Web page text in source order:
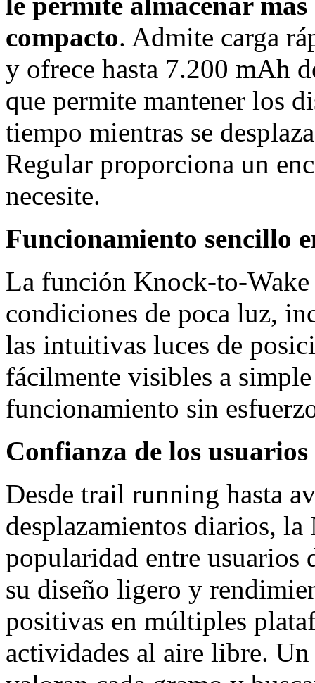
compacto. Admite carga
y ofrece hasta 7.200 mAh
que permite mantener los
tiempo mientras se
Regular proporciona un
necesite.
Funcionamiento sencillo
La función Knock-to-
condiciones de poca luz,
las intuitivas luces de
fácilmente visibles a
funcionamiento sin
Confianza de los usuarios
Desde trail running hasta
desplazamientos diarios,
popularidad entre
su diseño ligero y
positivas en múltiples
actividades al aire libre.